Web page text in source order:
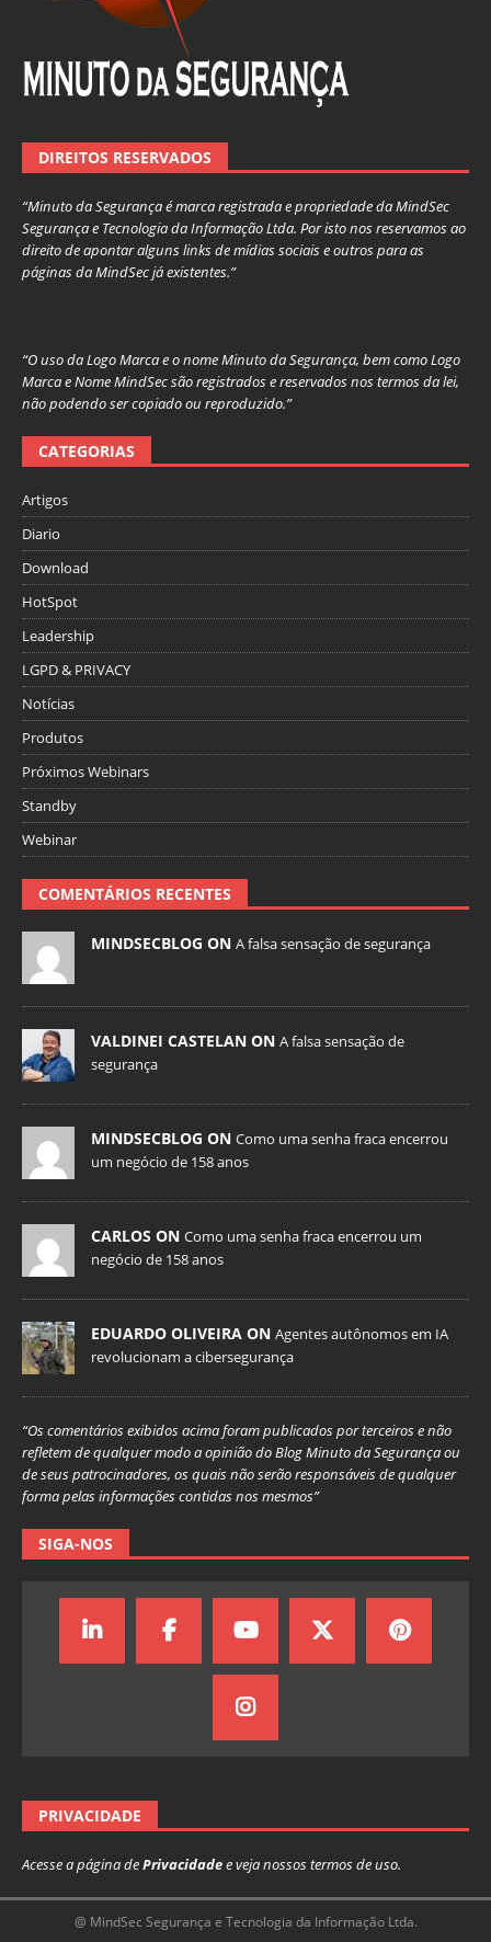
DIREITOS RESERVADOS
“Minuto da Segurança é marca registrada e propriedade da MindSec
Segurança e Tecnologia da Informação Ltda. Por isto nos reservamos ao
direito de apontar alguns links de mídias sociais e outros para as
páginas da MindSec já existentes.”
“O uso da Logo Marca e o nome Minuto da Segurança, bem como Logo
Marca e Nome MindSec são registrados e reservados nos termos da lei,
não podendo ser copiado ou reproduzido.”
CATEGORIAS
Artigos
Diario
Download
HotSpot
Leadership
LGPD & PRIVACY
Notícias
Produtos
Próximos Webinars
Standby
Webinar
COMENTÁRIOS RECENTES
MINDSECBLOG ON A falsa sensação de segurança
VALDINEI CASTELAN ON A falsa sensação de
segurança
MINDSECBLOG ON Como uma senha fraca encerrou
um negócio de 158 anos
CARLOS ON Como uma senha fraca encerrou um
negócio de 158 anos
EDUARDO OLIVEIRA ON Agentes autônomos em IA
revolucionam a cibersegurança
“Os comentários exibidos acima foram publicados por terceiros e não
refletem de qualquer modo a opinião do Blog Minuto da Segurança ou
de seus patrocinadores, os quais não serão responsáveis de qualquer
forma pelas informações contidas nos mesmos”
SIGA-NOS
PRIVACIDADE
Acesse a página dePrivacidadee veja nossos termos de uso.
@ MindSec Segurança e Tecnologia da Informação Ltda.